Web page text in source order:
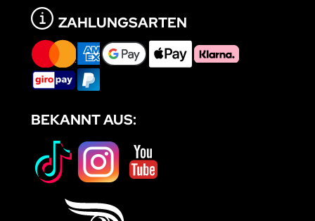
ZAHLUNGSARTEN
BEKANNT AUS: